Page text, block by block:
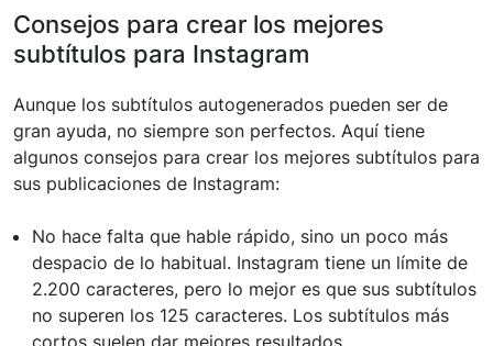
Consejos para crear los mejores
subtítulos para Instagram
Aunque los subtítulos autogenerados pueden ser de
gran ayuda, no siempre son perfectos. Aquí tiene
algunos consejos para crear los mejores subtítulos para
sus publicaciones de Instagram:
No hace falta que hable rápido, sino un poco más
despacio de lo habitual. Instagram tiene un límite de
2.200 caracteres, pero lo mejor es que sus subtítulos
no superen los 125 caracteres. Los subtítulos más
cortos suelen dar mejores resultados.